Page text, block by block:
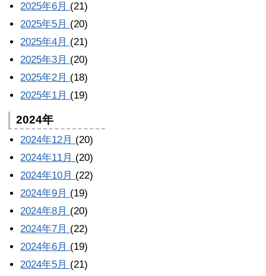
2025年6月 (21)
2025年5月 (20)
2025年4月 (21)
2025年3月 (20)
2025年2月 (18)
2025年1月 (19)
2024年
2024年12月 (20)
2024年11月 (20)
2024年10月 (22)
2024年9月 (19)
2024年8月 (20)
2024年7月 (22)
2024年6月 (19)
2024年5月 (21)